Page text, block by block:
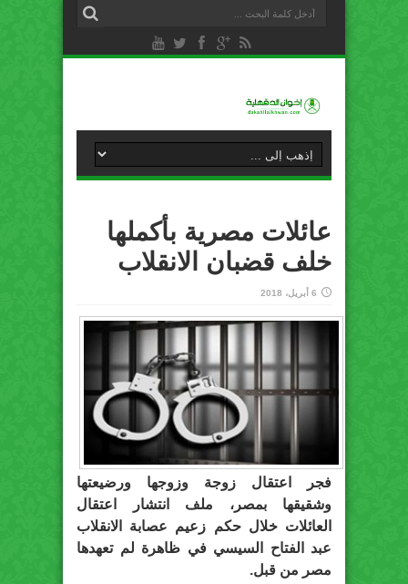
عائلات مصرية بأكملها
خلف قضبان الانقلاب
6 أبريل، 2018
فجر اعتقال زوجة وزوجها ورضيعتها
وشقيقها بمصر، ملف انتشار اعتقال
العائلات خلال حكم زعيم عصابة الانقلاب
عبد الفتاح السيسي في ظاهرة لم تعهدها
مصر من قبل.